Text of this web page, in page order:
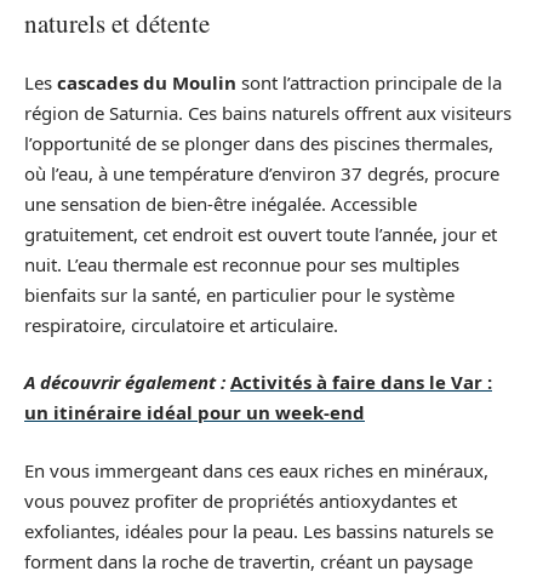
naturels et détente
Les cascades du Moulin sont l’attraction principale de la
région de Saturnia. Ces bains naturels offrent aux visiteurs
l’opportunité de se plonger dans des piscines thermales,
où l’eau, à une température d’environ 37 degrés, procure
une sensation de bien-être inégalée. Accessible
gratuitement, cet endroit est ouvert toute l’année, jour et
nuit. L’eau thermale est reconnue pour ses multiples
bienfaits sur la santé, en particulier pour le système
respiratoire, circulatoire et articulaire.
A découvrir également : Activités à faire dans le Var :
un itinéraire idéal pour un week-end
En vous immergeant dans ces eaux riches en minéraux,
vous pouvez profiter de propriétés antioxydantes et
exfoliantes, idéales pour la peau. Les bassins naturels se
forment dans la roche de travertin, créant un paysage